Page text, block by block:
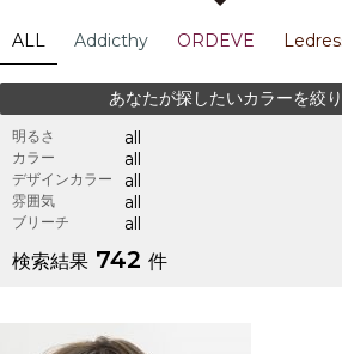
ALL Addicthy ORDEVE
あなたが探したいカラーを絞
明るさ all
カラー all
デザインカラー all
雰囲気 all
ブリーチ all
検索結果 742 件